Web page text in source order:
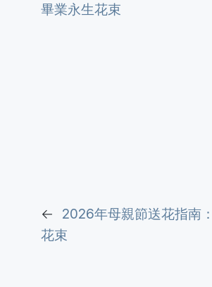
畢業永生花束
←
2026年母親節送花指南
花束